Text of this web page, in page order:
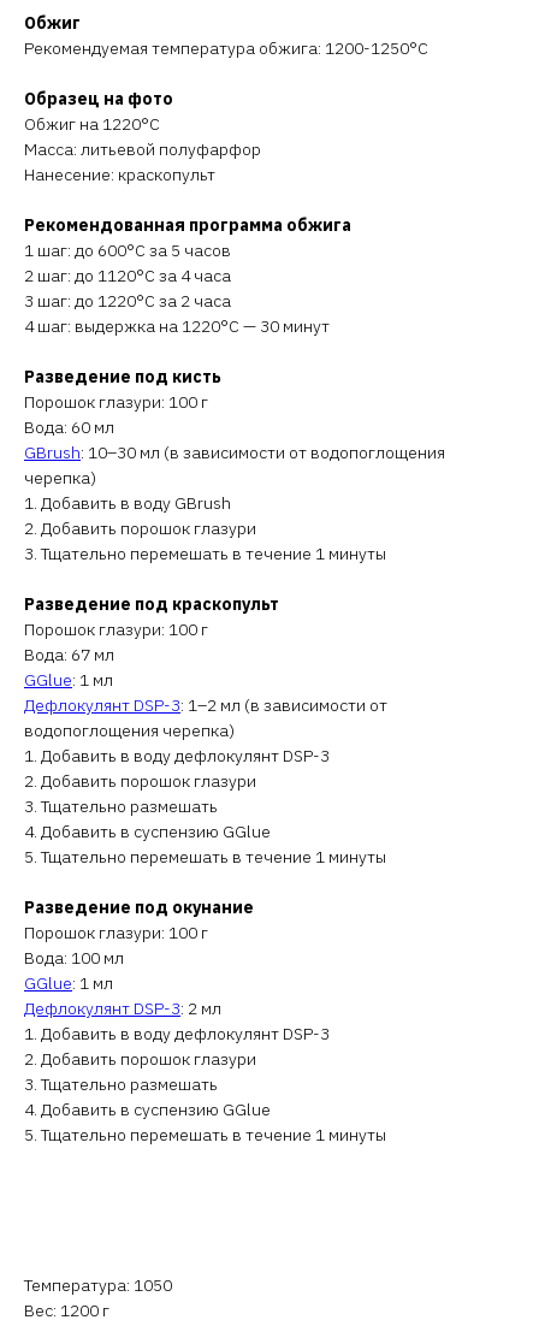
Обжиг
Рекомендуемая температура обжига: 1200-1250°C
Образец на фото
Обжиг на 1220°C
Масса: литьевой полуфарфор
Нанесение: краскопульт
Рекомендованная программа обжига
1 шаг: до 600°C за 5 часов
2 шаг: до 1120°C за 4 часа
3 шаг: до 1220°C за 2 часа
4 шаг: выдержка на 1220°C — 30 минут
Разведение под кисть
Порошок глазури: 100 г
Вода: 60 мл
GBrush: 10–30 мл (в зависимости от водопоглощения
черепка)
1. Добавить в воду GBrush
2. Добавить порошок глазури
3. Тщательно перемешать в течение 1 минуты
Разведение под краскопульт
Порошок глазури: 100 г
Вода: 67 мл
GGlue: 1 мл
Дефлокулянт DSP-3: 1–2 мл (в зависимости от
водопоглощения черепка)
1. Добавить в воду дефлокулянт DSP-3
2. Добавить порошок глазури
3. Тщательно размешать
4. Добавить в суспензию GGlue
5. Тщательно перемешать в течение 1 минуты
Разведение под окунание
Порошок глазури: 100 г
Вода: 100 мл
GGlue: 1 мл
Дефлокулянт DSP-3: 2 мл
1. Добавить в воду дефлокулянт DSP-3
2. Добавить порошок глазури
3. Тщательно размешать
4. Добавить в суспензию GGlue
5. Тщательно перемешать в течение 1 минуты
Температура: 1050
Вес: 1200 г